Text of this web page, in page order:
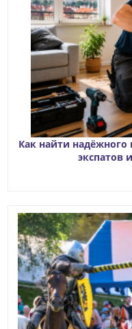
Как найти надёжного
экспатов